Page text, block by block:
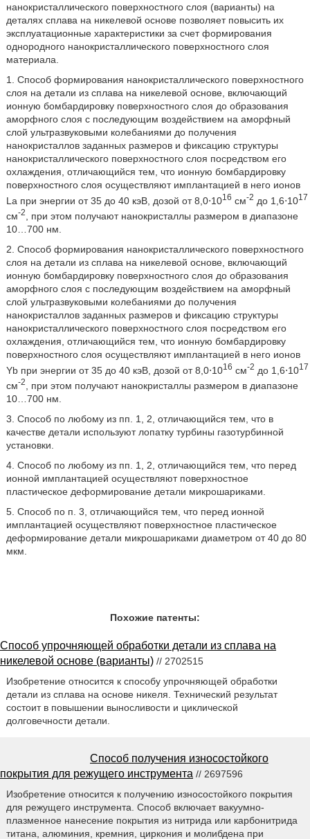
нанокристаллического поверхностного слоя (варианты) на
деталях сплава на никелевой основе позволяет повысить их
эксплуатационные характеристики за счет формирования
однородного нанокристаллического поверхностного слоя
материала.
1. Способ формирования нанокристаллического поверхностного
слоя на детали из сплава на никелевой основе, включающий
ионную бомбардировку поверхностного слоя до образования
аморфного слоя с последующим воздействием на аморфный
слой ультразвуковыми колебаниями до получения
нанокристаллов заданных размеров и фиксацию структуры
нанокристаллического поверхностного слоя посредством его
охлаждения, отличающийся тем, что ионную бомбардировку
поверхностного слоя осуществляют имплантацией в него ионов
La при энергии от 35 до 40 кэВ, дозой от 8,0⋅1016 см-2 до 1,6⋅1017
см-2
, при этом получают нанокристаллы размером в диапазоне
10…700 нм.
2. Способ формирования нанокристаллического поверхностного
слоя на детали из сплава на никелевой основе, включающий
ионную бомбардировку поверхностного слоя до образования
аморфного слоя с последующим воздействием на аморфный
слой ультразвуковыми колебаниями до получения
нанокристаллов заданных размеров и фиксацию структуры
нанокристаллического поверхностного слоя посредством его
охлаждения, отличающийся тем, что ионную бомбардировку
поверхностного слоя осуществляют имплантацией в него ионов
Yb при энергии от 35 до 40 кэВ, дозой от 8,0⋅1016 см-2 до 1,6⋅1017
см-2
, при этом получают нанокристаллы размером в диапазоне
10…700 нм.
3. Способ по любому из пп. 1, 2, отличающийся тем, что в
качестве детали используют лопатку турбины газотурбинной
установки.
4. Способ по любому из пп. 1, 2, отличающийся тем, что перед
ионной имплантацией осуществляют поверхностное
пластическое деформирование детали микрошариками.
5. Способ по п. 3, отличающийся тем, что перед ионной
имплантацией осуществляют поверхностное пластическое
деформирование детали микрошариками диаметром от 40 до 80
мкм.
Похожие патенты:
Способ упрочняющей обработки детали из сплава на
никелевой основе (варианты) // 2702515
Изобретение относится к способу упрочняющей обработки
детали из сплава на основе никеля. Технический результат
состоит в повышении выносливости и циклической
долговечности детали.
Способ получения износостойкого
покрытия для режущего инструмента // 2697596
Изобретение относится к получению износостойкого покрытия
для режущего инструмента. Способ включает вакуумно-
плазменное нанесение покрытия из нитрида или карбонитрида
титана, алюминия, кремния, циркония и молибдена при